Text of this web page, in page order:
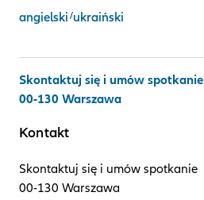
angielski /ukraiński
Skontaktuj się i umów spotkanie
00-130 Warszawa
Kontakt
Skontaktuj się i umów spotkanie
00-130 Warszawa